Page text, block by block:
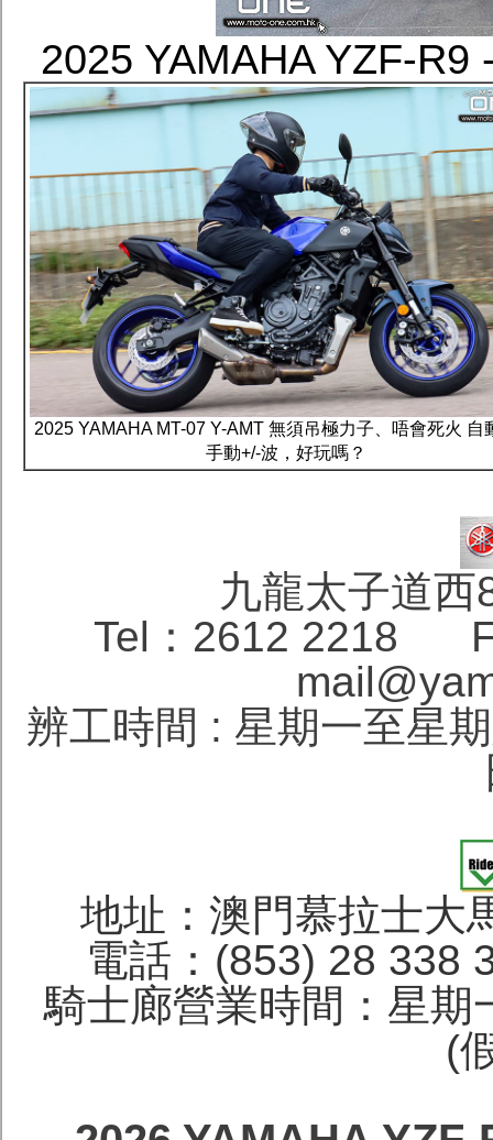
2025 YAMAHA YZF-
2025 YAMAHA MT-07 Y-AMT 無須吊極力子、唔會死火 自
手動+/-波，好玩嗎？
九龍太子道
Tel：2612 2218
辨工時間 : 星期一至星
地址：澳門慕拉士大
電話：(853) 28 338
騎士廊營業時間：星期
(